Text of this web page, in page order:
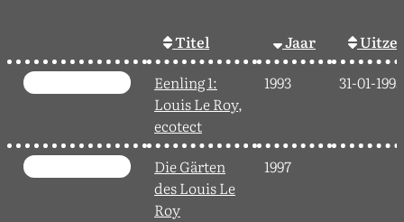
Titel Jaar
Eenling 1:
Louis Le Roy,
ecotect
1993 31-01-1993
Die Gärten
des Louis Le
Roy
1997